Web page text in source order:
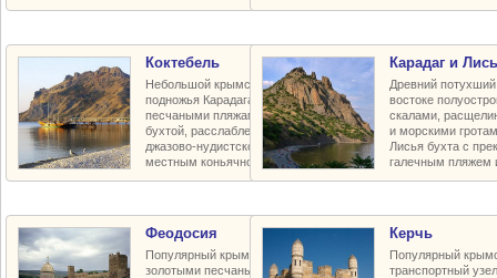
Коктебель
Небольшой крымский курорт у
подножья Карадага с прекрасными
песчаными пляжами, живописной
бухтой, расслабленной богемной
джазово-нудистской атмосферой и
местным коньячно-винным заводом
Карадаг и
Древний
востоке
скалами,
и морскими
Лисья бухта с
галечным пляжем
Феодосия
Популярный крымский курорт с
золотыми песчаными пляжами,
Керчь
Популярный
транспортный